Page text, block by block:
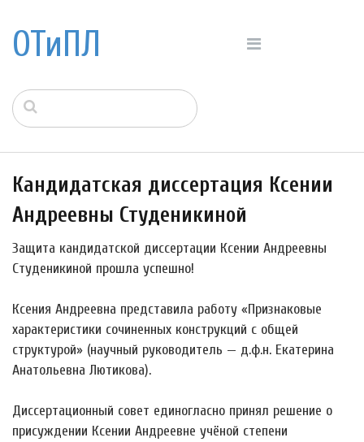
ОТиПЛ
Кандидатская диссертация Ксении
Андреевны Студеникиной
Защита кандидатской диссертации Ксении Андреевны
Студеникиной прошла успешно!
Ксения Андреевна представила работу «Признаковые
характеристики сочиненных конструкций с общей
структурой» (научный руководитель — д.ф.н. Екатерина
Анатольевна Лютикова).
Диссертационный совет единогласно принял решение о
присуждении Ксении Андреевне учёной степени